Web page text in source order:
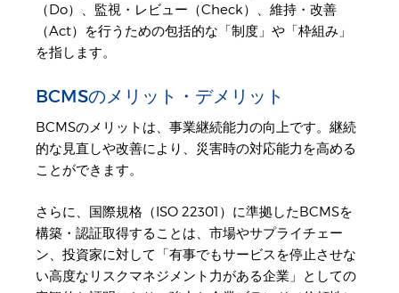
（Do）、監視・レビュー（Check）、維持・改善
（Act）を行うための包括的な「制度」や「枠組み」
を指します。
BCMSのメリット・デメリット
BCMSのメリットは、事業継続能力の向上です。継続
的な見直しや改善により、災害時の対応能力を高める
ことができます。
さらに、国際規格（ISO 22301）に準拠したBCMSを
構築・認証取得することは、市場やサプライチェー
ン、投資家に対して「有事でもサービスを停止させな
い高度なリスクマネジメント力がある企業」としての